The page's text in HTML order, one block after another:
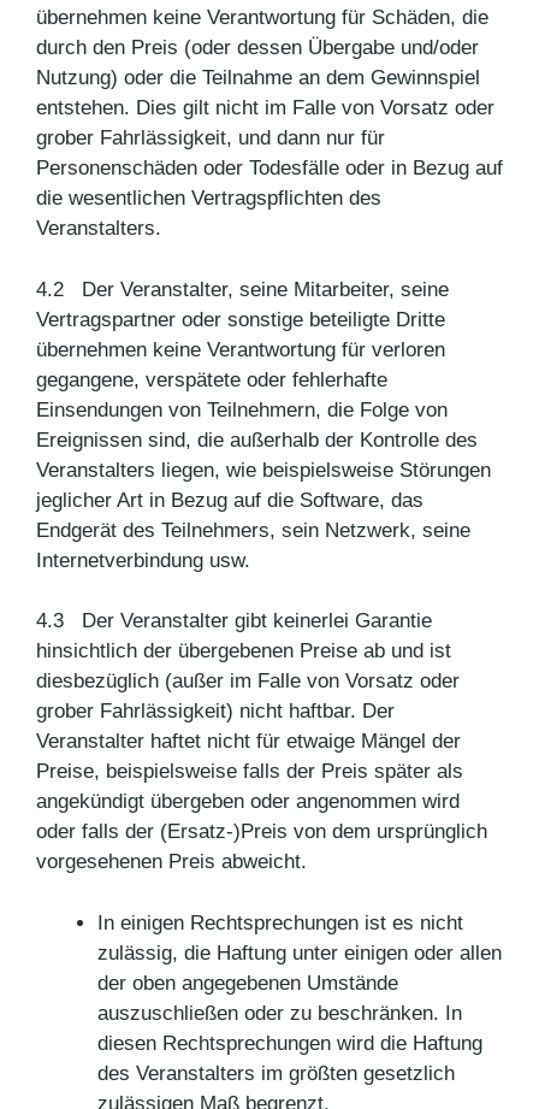
übernehmen keine Verantwortung für Schäden, die
durch den Preis (oder dessen Übergabe und/oder
Nutzung) oder die Teilnahme an dem Gewinnspiel
entstehen. Dies gilt nicht im Falle von Vorsatz oder
grober Fahrlässigkeit, und dann nur für
Personenschäden oder Todesfälle oder in Bezug auf
die wesentlichen Vertragspflichten des
Veranstalters.
4.2 Der Veranstalter, seine Mitarbeiter, seine
Vertragspartner oder sonstige beteiligte Dritte
übernehmen keine Verantwortung für verloren
gegangene, verspätete oder fehlerhafte
Einsendungen von Teilnehmern, die Folge von
Ereignissen sind, die außerhalb der Kontrolle des
Veranstalters liegen, wie beispielsweise Störungen
jeglicher Art in Bezug auf die Software, das
Endgerät des Teilnehmers, sein Netzwerk, seine
Internetverbindung usw.
4.3 Der Veranstalter gibt keinerlei Garantie
hinsichtlich der übergebenen Preise ab und ist
diesbezüglich (außer im Falle von Vorsatz oder
grober Fahrlässigkeit) nicht haftbar. Der
Veranstalter haftet nicht für etwaige Mängel der
Preise, beispielsweise falls der Preis später als
angekündigt übergeben oder angenommen wird
oder falls der (Ersatz-)Preis von dem ursprünglich
vorgesehenen Preis abweicht.
In einigen Rechtsprechungen ist es nicht
zulässig, die Haftung unter einigen oder allen
der oben angegebenen Umstände
auszuschließen oder zu beschränken. In
diesen Rechtsprechungen wird die Haftung
des Veranstalters im größten gesetzlich
zulässigen Maß begrenzt.